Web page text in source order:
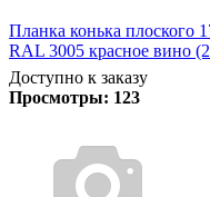
Планка конька плоского
RAL 3005 красное вино
Доступно к заказу
Просмотры: 123